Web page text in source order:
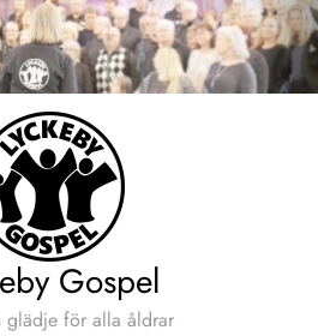
Gospel
glädje för alla åldrar